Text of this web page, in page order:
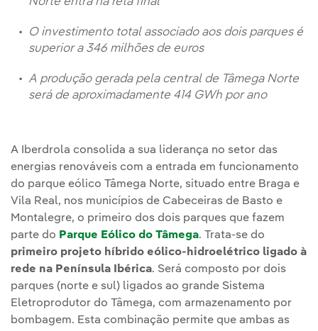
O investimento total associado aos dois parques é
superior a 346 milhões de euros
A produção gerada pela central de Tâmega Norte
será de aproximadamente 414 GWh por ano
A Iberdrola consolida a sua liderança no setor das
energias renováveis com a entrada em funcionamento
do parque eólico Tâmega Norte, situado entre Braga e
Vila Real, nos municípios de Cabeceiras de Basto e
Montalegre, o primeiro dos dois parques que fazem
parte do Parque Eólico do Tâmega. Trata-se do
primeiro projeto híbrido eólico-hidroelétrico ligado à
rede na Península Ibérica. Será composto por dois
parques (norte e sul) ligados ao grande Sistema
Eletroprodutor do Tâmega, com armazenamento por
bombagem. Esta combinação permite que ambas as